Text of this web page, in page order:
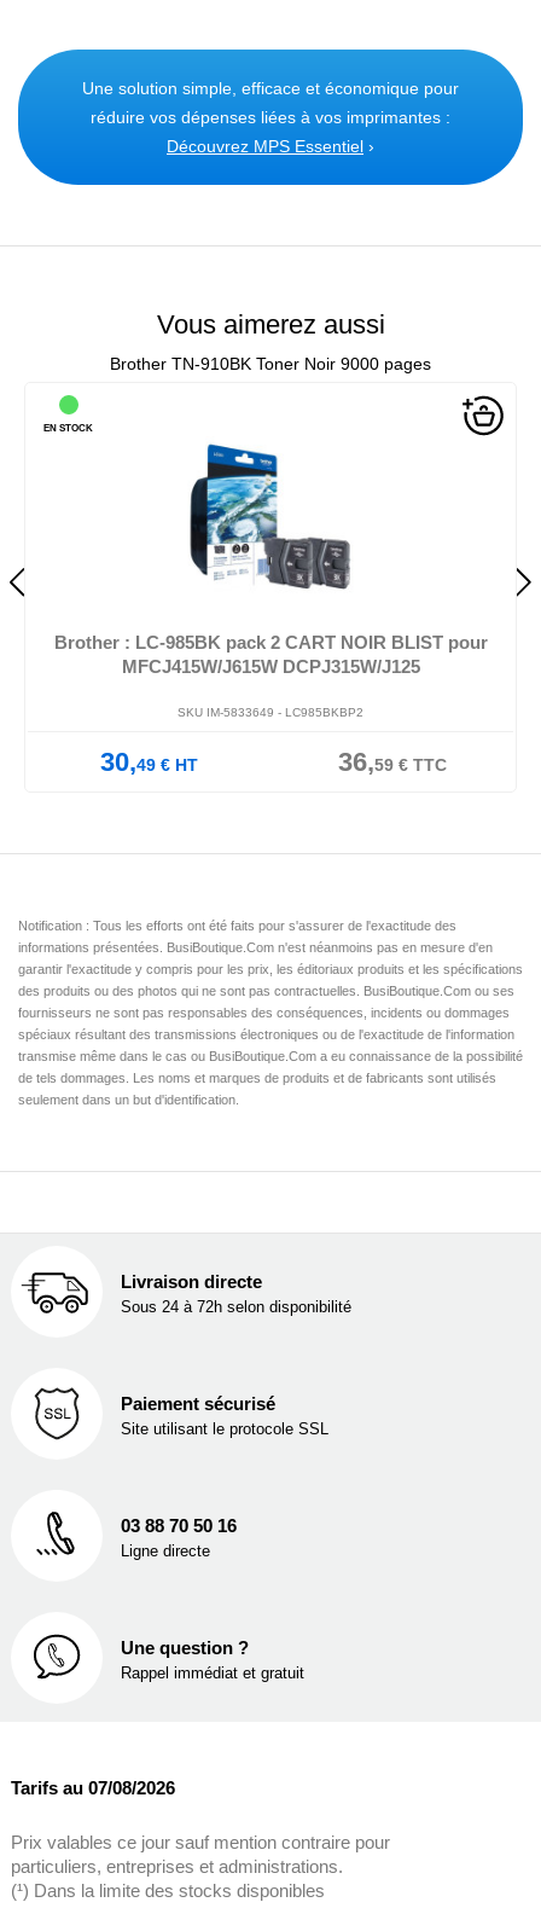
Une solution simple, efficace et économique pour
réduire vos dépenses liées à vos imprimantes :
Découvrez MPS Essentiel ›
Vous aimerez aussi
Brother TN-910BK Toner Noir 9000 pages
Brother : LC-985BK pack 2 CART NOIR BLIST pour
MFCJ415W/J615W DCPJ315W/J125
SKU IM-5833649 - LC985BKBP2
30,49 € HT 36,59€TTC
EN STOCK
Notification : Tous les efforts ont été faits pour s'assurer de l'exactitude des
informations présentées. BusiBoutique.Com n'est néanmoins pas en mesure d'en
garantir l'exactitude y compris pour les prix, les éditoriaux produits et les spécifications
des produits ou des photos qui ne sont pas contractuelles. BusiBoutique.Com ou ses
fournisseurs ne sont pas responsables des conséquences, incidents ou dommages
spéciaux résultant des transmissions électroniques ou de l'exactitude de l'information
transmise même dans le cas ou BusiBoutique.Com a eu connaissance de la possibilité
de tels dommages. Les noms et marques de produits et de fabricants sont utilisés
seulement dans un but d'identification.
Livraison directe
Sous 24 à 72h selon disponibilité
Paiement sécurisé
Site utilisant le protocole SSL
03 88 70 50 16
Ligne directe
Une question ?
Rappel immédiat et gratuit
Tarifs au 07/08/2026
Prix valables ce jour sauf mention contraire pour
particuliers, entreprises et administrations.
(¹) Dans la limite des stocks disponibles